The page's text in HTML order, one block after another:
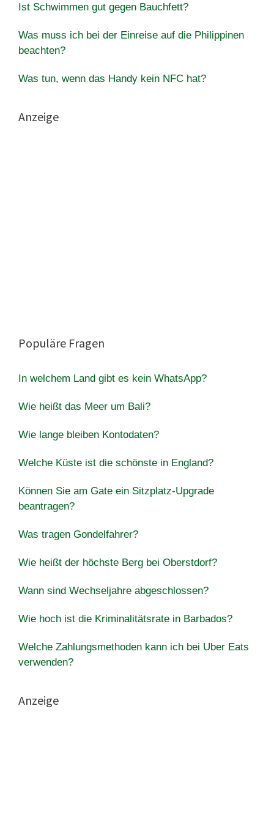
Ist Schwimmen gut gegen Bauchfett?
Was muss ich bei der Einreise auf die Philippinen
beachten?
Was tun, wenn das Handy kein NFC hat?
Anzeige
Populäre Fragen
In welchem Land gibt es kein WhatsApp?
Wie heißt das Meer um Bali?
Wie lange bleiben Kontodaten?
Welche Küste ist die schönste in England?
Können Sie am Gate ein Sitzplatz-Upgrade
beantragen?
Was tragen Gondelfahrer?
Wie heißt der höchste Berg bei Oberstdorf?
Wann sind Wechseljahre abgeschlossen?
Wie hoch ist die Kriminalitätsrate in Barbados?
Welche Zahlungsmethoden kann ich bei Uber Eats
verwenden?
Anzeige